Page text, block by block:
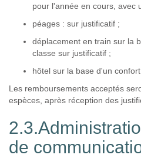
pour l'année en cours, avec
péages : sur justificatif ;
déplacement en train sur la
classe sur justificatif ;
hôtel sur la base d'un
Les remboursements acceptés
espèces, après réception des
de